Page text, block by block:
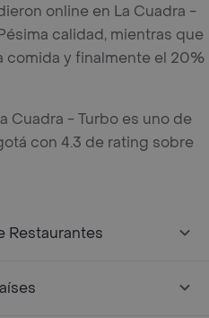
online en La Cuadra -
calidad, mientras que
comida y finalmente el 20%
Cuadra - Turbo es uno de
con 4.3 de rating sobre
Restaurantes